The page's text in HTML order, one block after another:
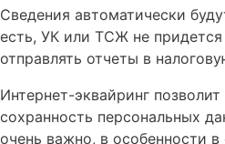
Сведения автоматически
есть, УК или ТСЖ не придется
отправлять отчеты в
Интернет-эквайринг позволит
сохранность персональных
очень важно, в особенности